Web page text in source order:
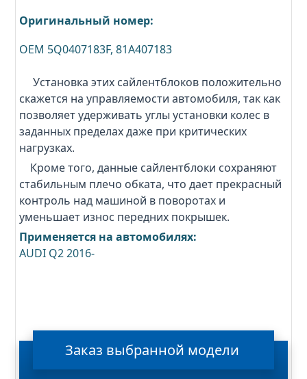
Оригинальный номер:
OEM 5Q0407183F, 81A407183
Установка этих сайлентблоков положительно
скажется на управляемости автомобиля, так как
позволяет удерживать углы установки колес в
заданных пределах даже при критических
нагрузках.
Кроме того, данные сайлентблоки сохраняют
стабильным плечо обката, что дает прекрасный
контроль над машиной в поворотах и
уменьшает износ передних покрышек.
Применяется на автомобилях:
AUDI Q2 2016-
Заказ выбранной модели